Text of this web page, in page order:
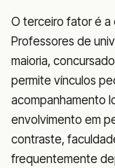
O terceiro fator é
Professores de
maioria,
permite vínculos
acompanhamento
envolvimento em
contraste,
frequentemente